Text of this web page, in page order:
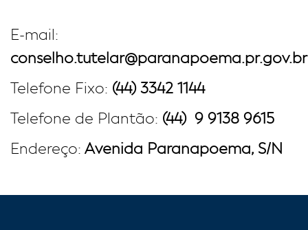
E-mail:
conselho.tutelar@paranapoema.pr.gov.br
Telefone Fixo: (44) 3342 1144
Telefone de Plantão: (44) 9 9138 9615
Endereço: Avenida Paranapoema, S/N